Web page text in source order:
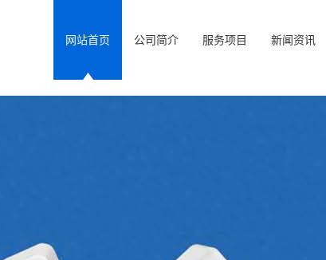
网站首页 公司简介 服务项目 新闻资讯